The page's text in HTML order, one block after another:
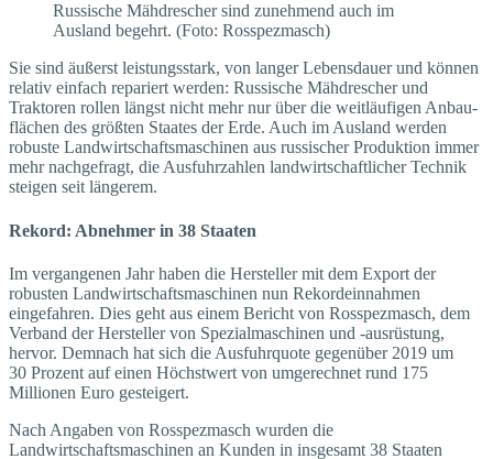
Russische Mähdrescher sind zunehmend auch im
Ausland begehrt. (Foto: Rosspezmasch)
Sie sind äußerst leistungsstark, von langer Lebensdauer und können
relativ einfach repariert werden: Russische Mähdrescher und
Traktoren rollen längst nicht mehr nur über die weitläufigen Anbau­
flächen des größten Staates der Erde. Auch im Ausland werden
robuste Landwirtschaftsmaschinen aus russischer Produktion immer
mehr nachgefragt, die Ausfuhrzahlen landwirtschaftlicher Technik
steigen seit längerem.
Rekord: Abnehmer in 38 Staaten
Im vergangenen Jahr haben die Hersteller mit dem Export der
robusten Landwirtschaftsmaschinen nun Rekordeinnahmen
eingefahren. Dies geht aus einem Bericht von Rosspezmasch, dem
Verband der Hersteller von Spezialmaschinen und -ausrüstung,
hervor. Demnach hat sich die Ausfuhrquote gegenüber 2019 um
30 Prozent auf einen Höchstwert von umgerechnet rund 175
Millionen Euro gesteigert.
Nach Angaben von Rosspez­masch wurden die
Landwirtschaftsmaschinen an Kunden in insgesamt 38 Staaten